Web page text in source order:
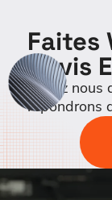
Faites
Devis
Parlez nous
répondrons